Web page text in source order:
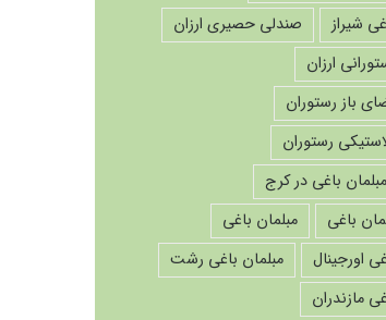
شیراز
صندلی حصیری ارزان
ارزان
باز رستوران
رستوران
باغی در کرج
باغی
مبلمان باغی
اورجینال
مبلمان باغی رشت
مازندران